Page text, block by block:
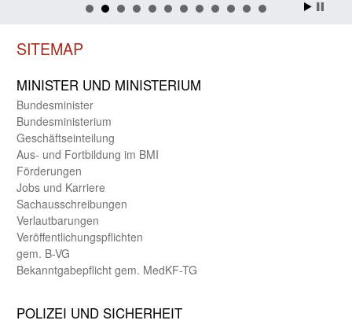
SITEMAP
MINISTER UND MINIST­ERIUM
Bundes­minister
Bundes­ministerium
Geschäfts­einteilung
Aus- und Fortbildung im BMI
Förderungen
Jobs und Karriere
Sachaus­schreibungen
Verlautbarungen
Veröffentlichungspflichten
gem. B-VG
Bekanntgabepflicht gem. MedKF-TG
POLIZEI UND SICHER­HEIT